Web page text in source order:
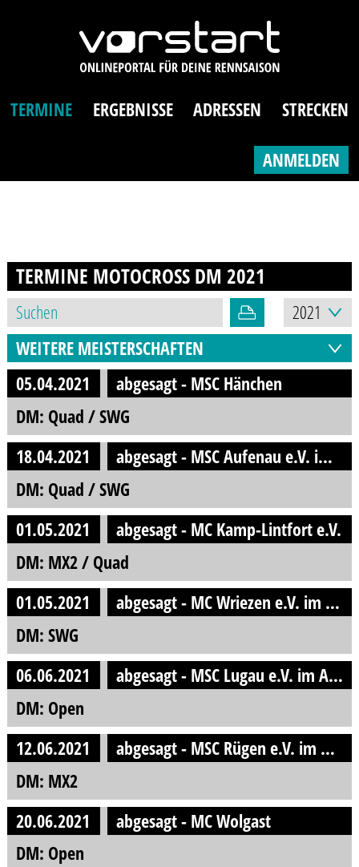
TERMINE ERGEBNISSE ADRESSEN STRECKEN
ANMELDEN
TERMINE MOTOCROSS DM 2021
WEITERE MEISTERSCHAFTEN
05.04.2021
abgesagt - MSC Hänchen
DM: Quad / SWG
18.04.2021
abgesagt - MSC Aufenau e.V. im DMV
DM: Quad / SWG
01.05.2021
abgesagt - MC Kamp-Lintfort e.V.
DM: MX2 / Quad
01.05.2021
abgesagt - MC Wriezen e.V. im ADMV e.V.
DM: SWG
06.06.2021
abgesagt - MSC Lugau e.V. im ADAC
DM: Open
12.06.2021
abgesagt - MSC Rügen e.V. im ADAC Hansa e.V.
DM: MX2
20.06.2021
abgesagt - MC Wolgast
DM: Open